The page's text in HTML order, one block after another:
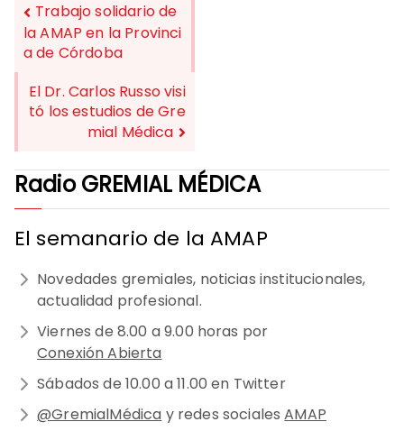
NAVEGACIÓN
DE
ENTRADAS
Trabajo solidario de
la AMAP en la Provinci
a de Córdoba
El Dr. Carlos Russo visi
tó los estudios de Gre
mial Médica
Radio GREMIAL MÉDICA
El semanario de la AMAP
Novedades gremiales, noticias institucionales,
actualidad profesional.
Viernes de 8.00 a 9.00 horas por
Conexión Abierta
Sábados de 10.00 a 11.00 en Twitter
@GremialMédica y redes socialesAMAP